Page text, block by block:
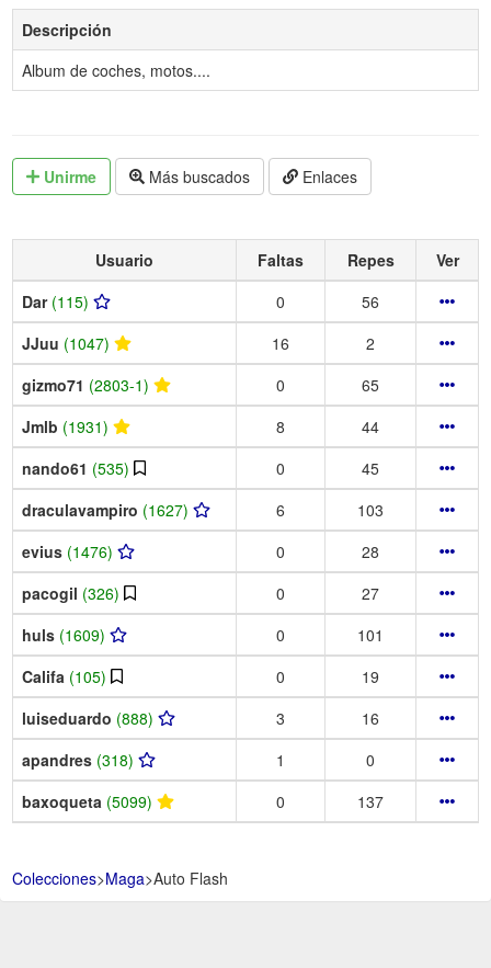
Descripción
Album de coches, motos....
Unirme Más buscados Enlaces
Usuario Faltas Repes
Ver
Dar (115) 0
56
JJuu (1047) 16
2
gizmo71 (2803-1) 0
65
Jmlb (1931) 8
44
nando61 (535) 0
45
draculavampiro (1627) 6
103
evius (1476) 0
28
pacogil (326) 0
27
huls (1609) 0
101
Califa (105) 0
19
luiseduardo (888) 3
16
apandres (318) 1
0
baxoqueta (5099) 0 137
Colecciones>Maga>Auto Flash